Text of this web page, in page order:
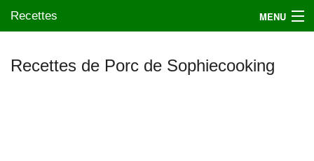
Recettes MENU
Recettes de Porc de Sophiecooking